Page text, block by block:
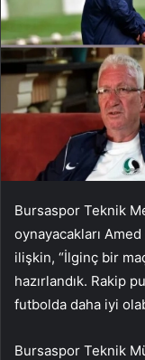
Bursaspor Teknik
oynayacakları
ilişkin, “İlginç bir
hazırlandık. Rakip
futbolda daha iyi
Bursaspor Teknik